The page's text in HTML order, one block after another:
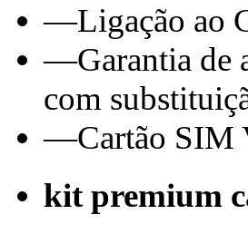
—Ligação ao
—Garantia de
com
—Cartão SIM
kit premium